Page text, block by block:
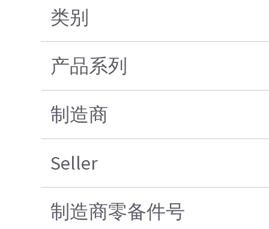
类别
产品系列
制造商
Seller
制造商零备件号